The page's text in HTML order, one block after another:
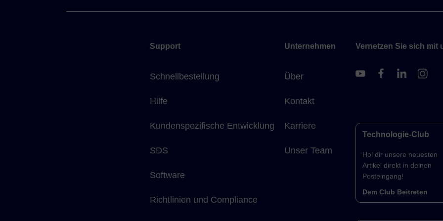
Support
Schnellbestellung
Hilfe
Kundenspezifische Entwicklung
SDS
Software
Richtlinien und Compliance
Unternehmen
Über
Kontakt
Karriere
Unser Team
Vernetzen Sie sich mit
Technologie-Club
Hol dir unsere neuesten
Artikel direkt in deinen
Posteingang!
Dem Club Beitreten